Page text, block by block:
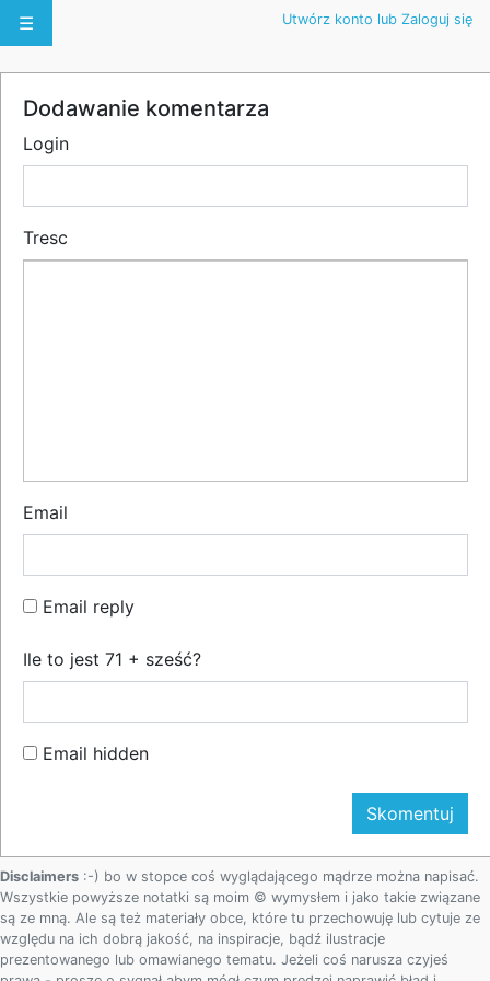
☰ Utwórz konto lub Zaloguj się
Dodawanie komentarza
Login
Tresc
Email
Email reply
Ile to jest 71 + sześć?
Email hidden
Disclaimers :-) bo w stopce coś wyglądającego mądrze można napisać.
Wszystkie powyższe notatki są moim © wymysłem i jako takie związane
są ze mną. Ale są też materiały obce, które tu przechowuję lub cytuje ze
względu na ich dobrą jakość, na inspiracje, bądź ilustracje
prezentowanego lub omawianego tematu. Jeżeli coś narusza czyjeś